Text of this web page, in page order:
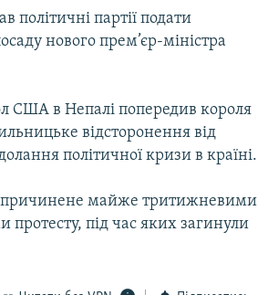
політичні партії подати
нового прем’єр-міністра
США в Непалі попередив короля
відсторонення від
політичної кризи в країні.
майже тритижневими
протесту, під час яких загинули